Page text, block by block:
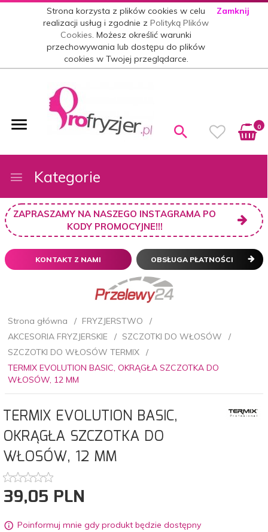
Strona korzysta z plików cookies w celu
realizacji usług i zgodnie zPolityką Plików
Cookies. Możesz określić warunki
przechowywania lub dostępu do plików
cookies w Twojej przeglądarce.
Zamknij
0
Kategorie
ZAPRASZAMY NA NASZEGO INSTAGRAMA PO
KODY PROMOCYJNE!!!
KONTAKT Z NAMI OBSŁUGA PŁATNOŚCI
Strona główna
FRYZJERSTWO
AKCESORIA FRYZJERSKIE
SZCZOTKI DO WŁOSÓW
SZCZOTKI DO WŁOSÓW TERMIX
TERMIX EVOLUTION BASIC, OKRĄGŁA SZCZOTKA DO
WŁOSÓW, 12 MM
TERMIX EVOLUTION BASIC,
OKRĄGŁA SZCZOTKA DO
WŁOSÓW, 12 MM
39,05 PLN
Poinformuj mnie gdy produkt będzie dostępny